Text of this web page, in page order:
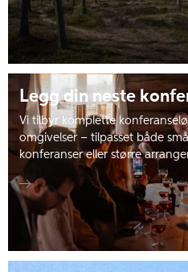
Legg din neste
Vi tilbyr komplette
omgivelser – tilpasset både
konferanser eller større